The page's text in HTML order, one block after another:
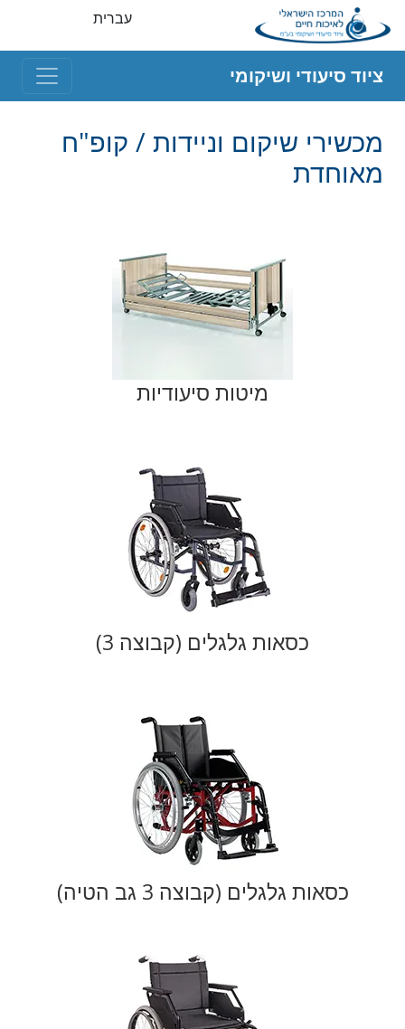
עברית
ציוד סיעודי ושיקומי
מכשירי שיקום וניידות / קופ"ח
מאוחדת
מיטות סיעודיות
כסאות גלגלים (קבוצה 3)
כסאות גלגלים (קבוצה 3 גב הטיה)